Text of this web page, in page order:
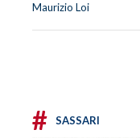
Maurizio Loi
# SASSARI